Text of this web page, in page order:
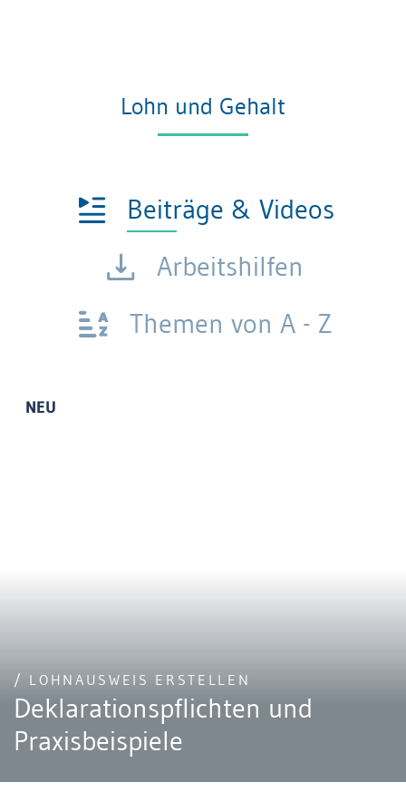
Lohn und Gehalt
Beiträge & Videos
Arbeitshilfen
Themen von A - Z
NEU
/ LOHNAUSWEIS ERSTELLEN
Deklarationspflichten und
Praxisbeispiele